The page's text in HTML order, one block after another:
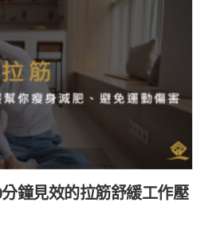
鐘見效的拉筋舒緩工作壓